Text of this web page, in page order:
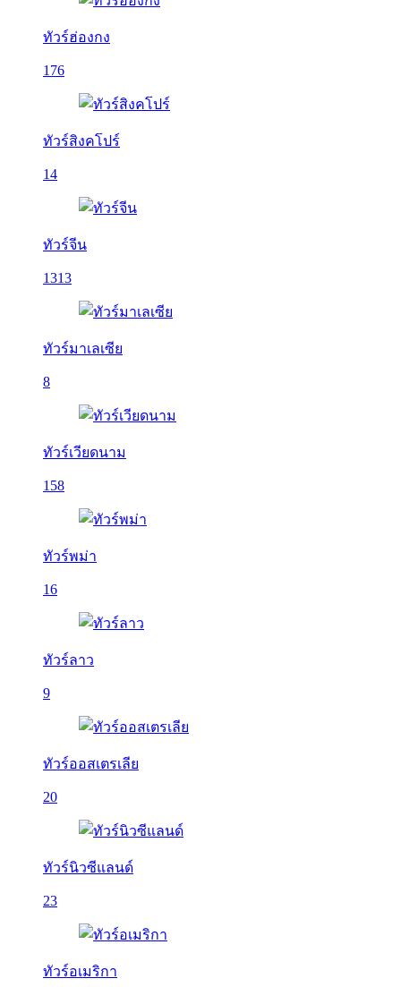
ทัวร์ฮ่องกง
176
ทัวร์สิงคโปร์
14
ทัวร์จีน
1313
ทัวร์มาเลเซีย
8
ทัวร์เวียดนาม
158
ทัวร์พม่า
16
ทัวร์ลาว
9
ทัวร์ออสเตรเลีย
20
ทัวร์นิวซีแลนด์
23
ทัวร์อเมริกา